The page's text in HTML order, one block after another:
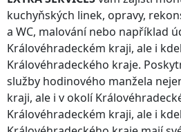
kuchyňských linek, opravy,
a WC, malování nebo například
Královéhradeckém kraji, ale i
Královéhradeckého kraje.
služby hodinového manžela
kraji, ale i v okolí
Královéhradeckém kraji, ale i